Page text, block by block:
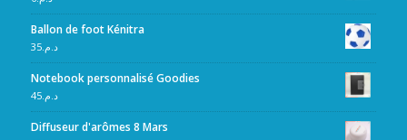
Ballon de foot Kénitra
د.م.35
Notebook personnalisé Goodies
د.م.45
Diffuseur d'arômes 8 Mars